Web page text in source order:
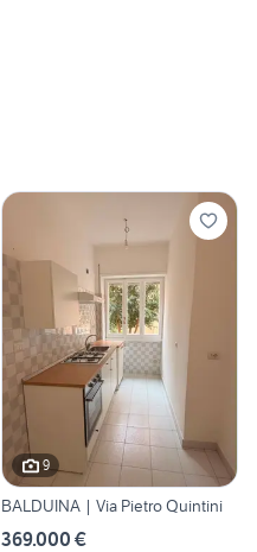
9
BALDUINA | Via Pietro Quintini
369.000 €